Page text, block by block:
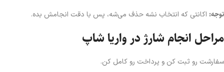
توجه: اکانتی که انتخاب نشه حذف می‌شه، پس با دقت انجامش بده.
مراحل انجام شارژ در واریا شاپ
سفارشت رو ثبت کن و پرداخت رو کامل کن.